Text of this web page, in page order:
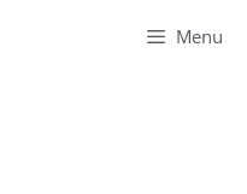
Menu